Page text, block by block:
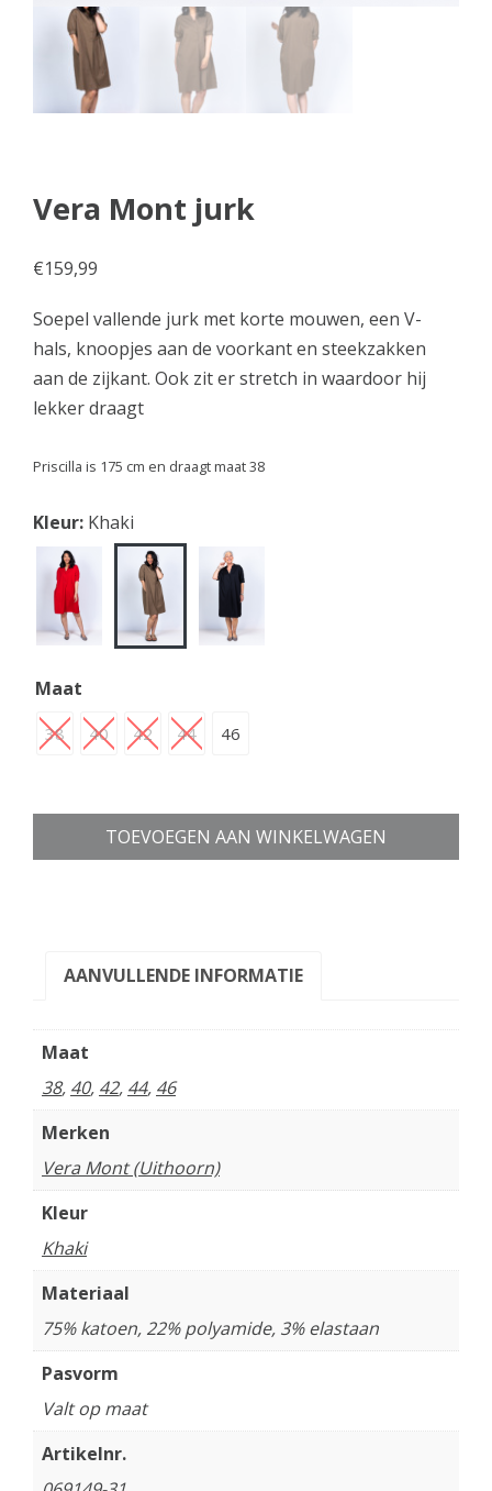
Vera Mont jurk
€159,99
Soepel vallende jurk met korte mouwen, een V-
hals, knoopjes aan de voorkant en steekzakken
aan de zijkant. Ook zit er stretch in waardoor hij
lekker draagt
Priscilla is 175 cm en draagt maat 38
Kleur: Khaki
Maat
38 40 42 44 46
TOEVOEGEN AAN WINKELWAGEN
AANVULLENDE INFORMATIE
Maat
38, 40, 42, 44, 46
Merken
Vera Mont (Uithoorn)
Kleur
Khaki
Materiaal
75% katoen, 22% polyamide, 3% elastaan
Pasvorm
Valt op maat
Artikelnr.